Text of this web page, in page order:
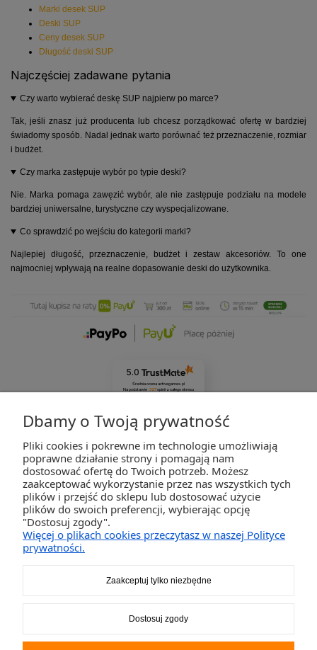
Marki desek SUP
Deski SUP
Ceny desek SUP
Długość deski SUP
Najczęściej zadawane pytania
Czy warto wybierać deskę SUP najpierw po marce?
Tak, jeśli znasz już producenta lub chcesz porządkować ofertę w bardziej
świadomy sposób. Nadal jednak warto porównać też przeznaczenie, rozmiar
i budżet.
Czy marka zastępuje wybór po typie deski?
Nie. Marka pomaga zawęzić wybór, ale nie zastępuje podziału na modele
bardziej uniwersalne, turystyczne czy wyspecjalizowane.
Co sprawdzić po wejściu do kategorii marki?
Najlepiej długość, przeznaczenie, budżet i zestaw akcesoriów. To one
najmocniej wpływają na realne dopasowanie deski do użytkownika.
5.0
Średnia ocena activegames.pl
Na podstawie 327opinii z całego okresu
ZAKUPY
POMOC
2K-Invest Sp. j. Ul. Św. Wojciecha 60, 41-922 Radzionków, śląskie NIP: 645-241-94-33
Napiszsklep@activegames.pllub zadzwoń +48796521697
Dbamy o Twoją prywatność
Pliki cookies i pokrewne im technologie umożliwiają
poprawne działanie strony i pomagają nam
dostosować ofertę do Twoich potrzeb. Możesz
zaakceptować wykorzystanie przez nas wszystkich tych
plików i przejść do sklepu lub dostosować użycie
plików do swoich preferencji, wybierając opcję
"Dostosuj zgody".
Więcej o plikach cookies przeczytasz w naszej Polityce
prywatności.
Zaakceptuj tylko niezbędne
Dostosuj zgody